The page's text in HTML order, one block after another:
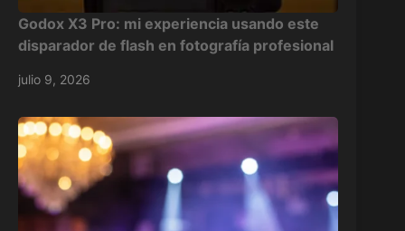
Godox X3 Pro: mi experiencia usando este
disparador de flash en fotografía profesional
julio 9, 2026